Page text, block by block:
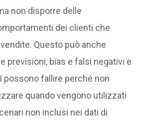
non disporre delle
dei clienti che
Questo può anche
previsioni, bias e falsi negativi e
possono fallire perché non
quando vengono utilizzati
non inclusi nei dati di